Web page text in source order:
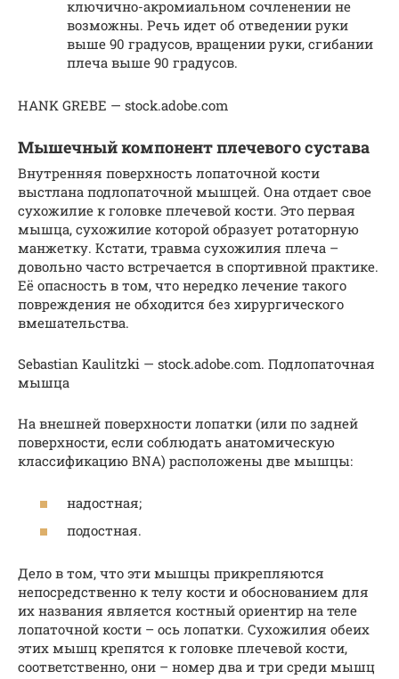
ключично-акромиальном сочленении не
возможны. Речь идет об отведении руки
выше 90 градусов, вращении руки, сгибании
плеча выше 90 градусов.
HANK GREBE — stock.adobe.com
Мышечный компонент плечевого сустава
Внутренняя поверхность лопаточной кости
выстлана подлопаточной мышцей. Она отдает свое
сухожилие к головке плечевой кости. Это первая
мышца, сухожилие которой образует ротаторную
манжетку. Кстати, травма сухожилия плеча –
довольно часто встречается в спортивной практике.
Её опасность в том, что нередко лечение такого
повреждения не обходится без хирургического
вмешательства.
Sebastian Kaulitzki — stock.adobe.com. Подлопаточная
мышца
На внешней поверхности лопатки (или по задней
поверхности, если соблюдать анатомическую
классификацию BNA) расположены две мышцы:
надостная;
подостная.
Дело в том, что эти мышцы прикрепляются
непосредственно к телу кости и обоснованием для
их названия является костный ориентир на теле
лопаточной кости – ось лопатки. Сухожилия обеих
этих мышц крепятся к головке плечевой кости,
соответственно, они – номер два и три среди мышц